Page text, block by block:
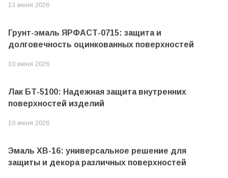
13 июня 2026
Грунт-эмаль ЯРФАСТ-0715: защита и
долговечность оцинкованных поверхностей
10 июня 2026
Лак БТ-5100: Надежная защита внутренних
поверхностей изделий
10 июня 2026
Эмаль ХВ-16: универсальное решение для
защиты и декора различных поверхностей